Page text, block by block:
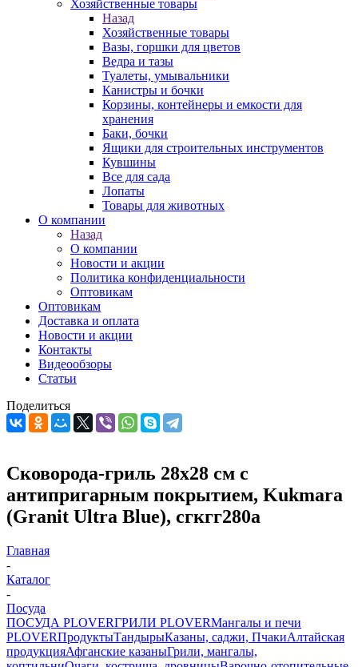
Хозяйственные товары
Назад
Хозяйственные товары
Вазы, горшки для цветов
Ведра и тазы
Туалеты, умывальники
Канистры и бочки
Корзины, контейнеры и емкости для
хранения
Баки, бочки
Ящики для строительных инструментов
Кувшины
Все для сада
Лопаты
Товары для животных
О компании
Назад
О компании
Новости и акции
Политика конфиденциальности
Оптовикам
Оптовикам
Доставка и оплата
Новости и акции
Контакты
Видеообзоры
Статьи
Поделиться
Сковорода-гриль 28х28 см с
антипригарным покрытием, Kukmara
(Granit Ultra Blue), сгкгг280а
Главная
-
Каталог
-
Посуда
ПОСУДА PLOVERГРИЛИ PLOVERМангалы и печи
PLOVERПродуктыТандырыКазаны, саджи, ПчакиАлтайская
продукцияАфганские казаныГрили, мангалы,